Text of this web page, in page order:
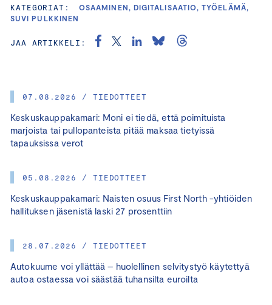
07.08.2026 / TIEDOTTEET
Keskuskauppakamari: Moni ei tiedä, että poimituista
marjoista tai pullopanteista pitää maksaa tietyissä
tapauksissa verot
05.08.2026 / TIEDOTTEET
Keskuskauppakamari: Naisten osuus First North -yhtiöiden
hallituksen jäsenistä laski 27 prosenttiin
28.07.2026 / TIEDOTTEET
Autokuume voi yllättää – huolellinen selvitystyö käytettyä
autoa ostaessa voi säästää tuhansilta euroilta
KATEGORIAT:
OSAAMINEN, DIGITALISAATIO, TYÖELÄMÄ,
SUVI PULKKINEN
JAA ARTIKKELI: